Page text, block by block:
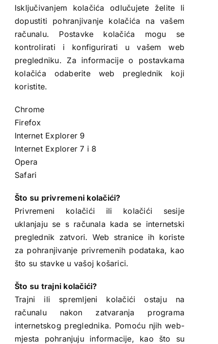
Isključivanjem kolačića odlučujete želite li
dopustiti pohranjivanje kolačića na vašem
računalu. Postavke kolačića mogu se
kontrolirati i konfigurirati u vašem web
pregledniku. Za informacije o postavkama
kolačića odaberite web preglednik koji
koristite.
Chrome
Firefox
Internet Explorer 9
Internet Explorer 7 i 8
Opera
Safari
Što su privremeni kolačići?
Privremeni kolačići ili kolačići sesije
uklanjaju se s računala kada se internetski
preglednik zatvori. Web stranice ih koriste
za pohranjivanje privremenih podataka, kao
što su stavke u vašoj košarici.
Što su trajni kolačići?
Trajni ili spremljeni kolačići ostaju na
računalu nakon zatvaranja programa
internetskog preglednika. Pomoću njih web-
mjesta pohranjuju informacije, kao što su